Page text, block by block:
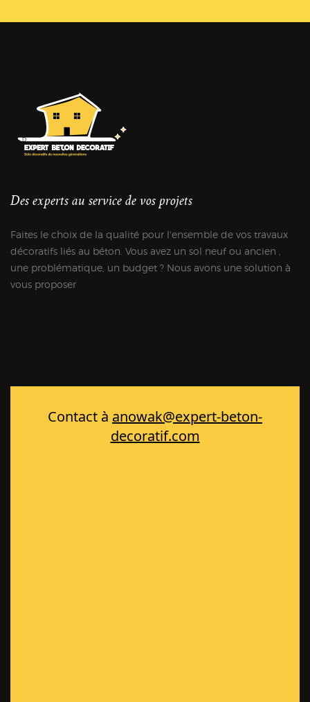
Des experts au service de vos projets
Faites le choix de la qualité pour l'ensemble de vos travaux
décoratifs liés au béton. Vous avez un sol neuf ou ancien ,
une problématique, un budget ? Nous avons une solution à
vous proposer